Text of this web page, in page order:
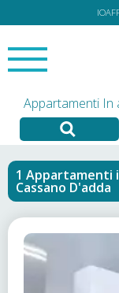
Appartamenti In
Appartamenti
Cassano D'adda